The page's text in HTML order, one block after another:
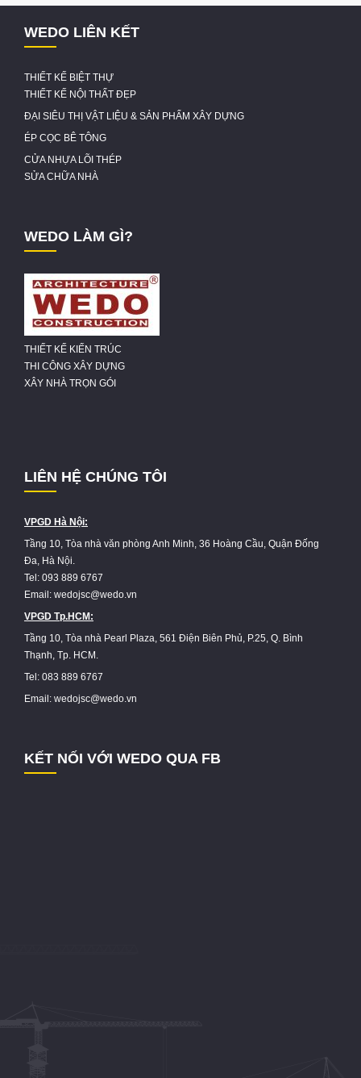
WEDO LIÊN KẾT
THIẾT KẾ BIỆT THỰ
THIẾT KẾ NỘI THẤT ĐẸP
ĐẠI SIÊU THỊ VẬT LIỆU & SẢN PHẨM XÂY DỰNG
ÉP CỌC BÊ TÔNG
CỬA NHỰA LÕI THÉP
SỬA CHỮA NHÀ
WEDO LÀM GÌ?
THIẾT KẾ KIẾN TRÚC
THI CÔNG XÂY DỰNG
XÂY NHÀ TRỌN GÓI
LIÊN HỆ CHÚNG TÔI
VPGD Hà Nội:
Tầng 10, Tòa nhà văn phòng Anh Minh, 36 Hoàng Cầu, Quận Đống
Đa, Hà Nội.
Tel: 093 889 6767
Email: wedojsc@wedo.vn
VPGD Tp.HCM:
Tầng 10, Tòa nhà Pearl Plaza, 561 Điện Biên Phủ, P.25, Q. Bình
Thạnh, Tp. HCM.
Tel: 083 889 6767
Email: wedojsc@wedo.vn
KẾT NỐI VỚI WEDO QUA FB